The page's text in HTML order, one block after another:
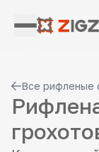
Все рифленые